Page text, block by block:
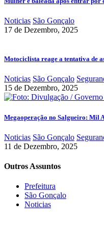
Noticias São Gonçalo
17 de Dezembro, 2025
Motociclista reage a tentativa de
Noticias São Gonçalo
15 de Dezembro, 2025
Megaoperação no Salgueiro: Mil
Noticias São Gonçalo
11 de Dezembro, 2025
Outros Assuntos
Prefeitura
São Gonçalo
Noticias